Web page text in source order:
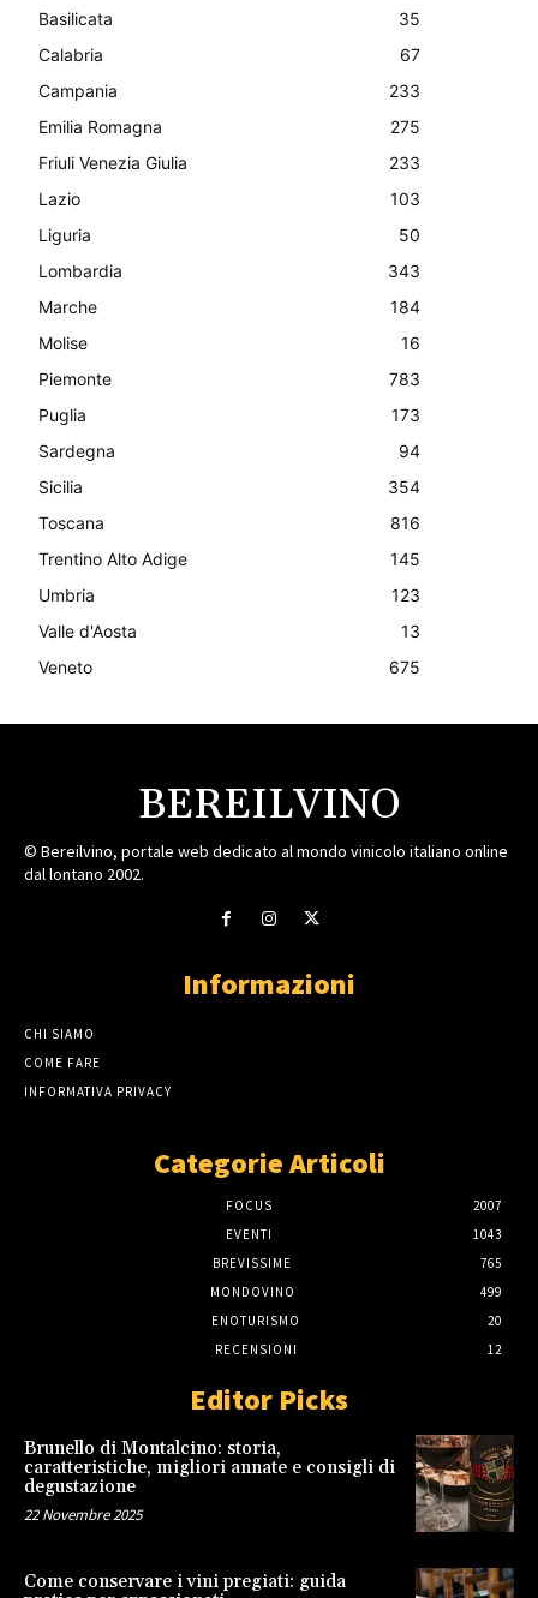
Basilicata
35
Calabria
67
Campania
233
Emilia Romagna
275
Friuli Venezia Giulia
233
Lazio
103
Liguria
50
Lombardia
343
Marche
184
Molise
16
Piemonte
783
Puglia
173
Sardegna
94
Sicilia
354
Toscana
816
Trentino Alto Adige
145
Umbria
123
Valle d'Aosta
13
Veneto
675
BEREILVINO
© Bereilvino, portale web dedicato al mondo vinicolo italiano online
dal lontano 2002.
Informazioni
CHI SIAMO
COME FARE
INFORMATIVA PRIVACY
Categorie Articoli
FOCUS
2007
EVENTI
1043
BREVISSIME
765
MONDOVINO
499
ENOTURISMO
20
RECENSIONI
12
Editor Picks
Brunello di Montalcino: storia,
caratteristiche, migliori annate e consigli di
degustazione
22 Novembre 2025
Come conservare i vini pregiati: guida